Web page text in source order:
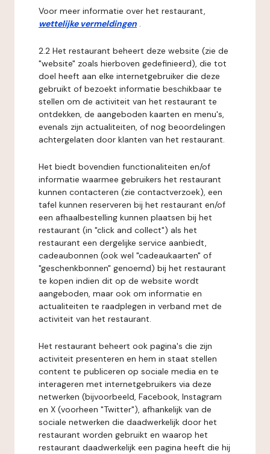
Voor meer informatie over het restaurant,
wettelijke vermeldingen .
2.2 Het restaurant beheert deze website (zie de
"website" zoals hierboven gedefinieerd), die tot
doel heeft aan elke internetgebruiker die deze
gebruikt of bezoekt informatie beschikbaar te
stellen om de activiteit van het restaurant te
ontdekken, de aangeboden kaarten en menu's,
evenals zijn actualiteiten, of nog beoordelingen
achtergelaten door klanten van het restaurant.
Het biedt bovendien functionaliteiten en/of
informatie waarmee gebruikers het restaurant
kunnen contacteren (zie contactverzoek), een
tafel kunnen reserveren bij het restaurant en/of
een afhaalbestelling kunnen plaatsen bij het
restaurant (in "click and collect") als het
restaurant een dergelijke service aanbiedt,
cadeaubonnen (ook wel "cadeaukaarten" of
"geschenkbonnen" genoemd) bij het restaurant
te kopen indien dit op de website wordt
aangeboden, maar ook om informatie en
actualiteiten te raadplegen in verband met de
activiteit van het restaurant.
Het restaurant beheert ook pagina's die zijn
activiteit presenteren en hem in staat stellen
content te publiceren op sociale media en te
interageren met internetgebruikers via deze
netwerken (bijvoorbeeld, Facebook, Instagram
en X (voorheen "Twitter"), afhankelijk van de
sociale netwerken die daadwerkelijk door het
restaurant worden gebruikt en waarop het
restaurant daadwerkelijk een pagina heeft die hij